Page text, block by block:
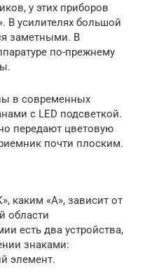
у этих приборов
В усилителях большой
заметными. В
по-прежнему
в современных
с LED подсветкой.
передают цветовую
почти плоским.
каким «А», зависит от
области
есть два устройства,
знаками:
элемент.